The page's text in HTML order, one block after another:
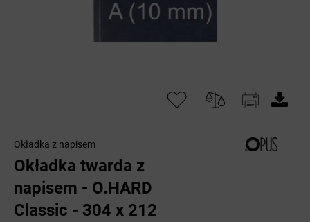
Okładka z napisem
Okładka twarda z
napisem - O.HARD
Classic - 304 x 212